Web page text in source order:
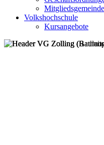
Volkshochschule
Kursangebote